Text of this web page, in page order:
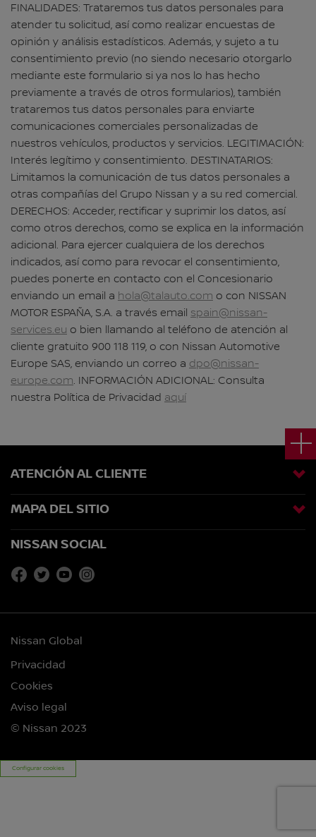
FINALIDADES: Trataremos tus datos personales para
atender tu solicitud, así como realizar encuestas de
opinión y análisis estadísticos. Además, y sujeto a tu
consentimiento previo (no siendo necesario otorgarlo
mediante este formulario si ya nos lo has hecho
previamente a través de otros formularios), también
trataremos tus datos personales para enviarte
comunicaciones comerciales personalizadas de
nuestros vehículos, productos y servicios. LEGITIMACIÓN:
Interés legítimo y consentimiento. DESTINATARIOS:
Limitamos la comunicación de tus datos personales a
otras compañías del Grupo Nissan y a su red comercial.
DERECHOS: Acceder, rectificar y suprimir los datos, así
como otros derechos, como se explica en la información
adicional. Para ejercer cualquiera de los derechos
indicados, así como para revocar el consentimiento,
puedes ponerte en contacto con el Concesionario
enviando un email a hola@talauto.com o con NISSAN
MOTOR ESPAÑA, S.A. a través email spain@nissan-
services.eu o bien llamando al teléfono de atención al
cliente gratuito 900 118 119, o con Nissan Automotive
Europe SAS, enviando un correo a dpo@nissan-
europe.com. INFORMACIÓN ADICIONAL: Consulta
nuestra Política de Privacidad aquí
ATENCIÓN AL CLIENTE
MAPA DEL SITIO
NISSAN SOCIAL
Nissan Global
Privacidad
Cookies
Aviso legal
© Nissan 2023
Configurar cookies